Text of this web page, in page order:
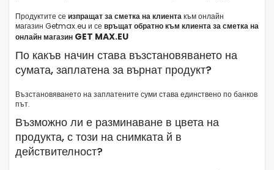
Продуктите се изпращат за сметка на клиентакъм онлайн
магазин Getmax.eu и се връщат обратно към клиента за сметка на
онлайн магазин GET MAX.EU
По какъв начин става възстановяването на
сумата, заплатена за върнат продукт?
Възстановяването на заплатените суми става единствено по банков
път.
Възможно ли е разминаване в цвета на
продукта, с този на снимката й в
действителност?